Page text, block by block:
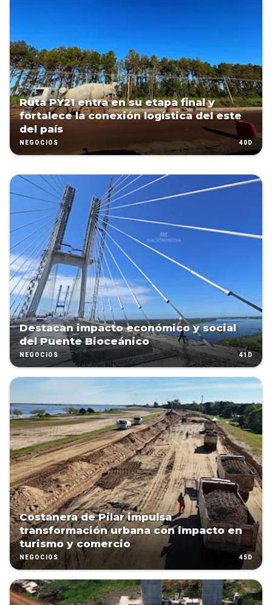
Ruta PY21 entra en su etapa final y
fortalece la conexión logística del este
del país
NEGOCIOS 40D
Destacan impacto económico y social
del Puente Bioceánico
NEGOCIOS 41D
Costanera de Pilar impulsa
transformación urbana con impacto en
turismo y comercio
NEGOCIOS 45D